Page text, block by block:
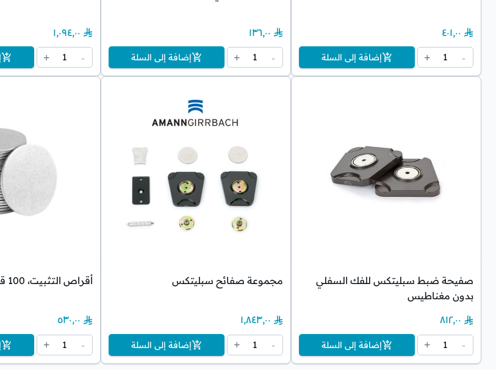
٤٠١٫٠٠
-
1
+ إضافة إلى السلة
١٣٦٫٠٠
-
1
+ إضافة إلى السلة
١٬٠٩٤٫٠٠
-
1
+
صفيحة ضبط سبليتكس للفك السفلي
بدون مغناطيس
٨١٢٫٠٠
-
1
+ إضافة إلى السلة
مجموعة صفائح سبليتكس
١٬٨٤٣٫٠٠
-
1
+ إضافة إلى السلة
أقراص التثبيت، 100 قطعة
٥٣٠٫٠٠
-
1
+